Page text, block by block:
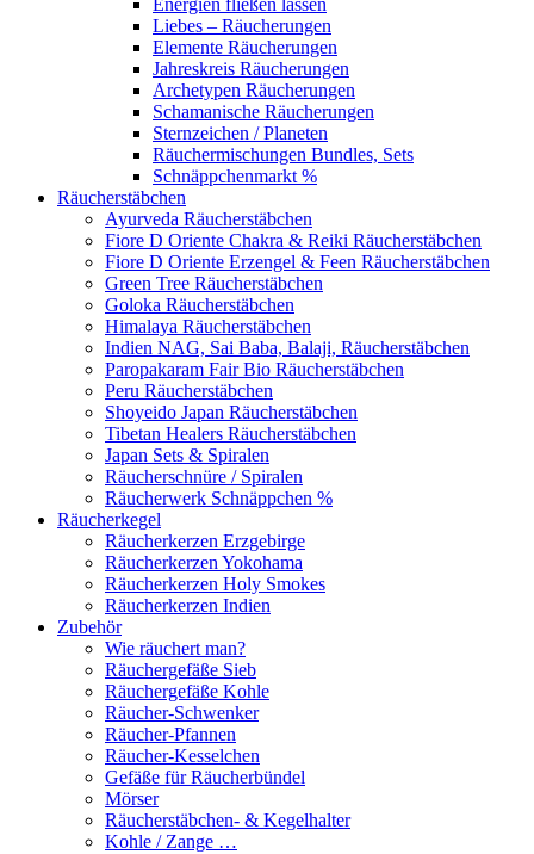
Energien fließen lassen
Liebes – Räucherungen
Elemente Räucherungen
Jahreskreis Räucherungen
Archetypen Räucherungen
Schamanische Räucherungen
Sternzeichen / Planeten
Räuchermischungen Bundles, Sets
Schnäppchenmarkt %
Räucherstäbchen
Ayurveda Räucherstäbchen
Fiore D Oriente Chakra & Reiki Räucherstäbchen
Fiore D Oriente Erzengel & Feen Räucherstäbchen
Green Tree Räucherstäbchen
Goloka Räucherstäbchen
Himalaya Räucherstäbchen
Indien NAG, Sai Baba, Balaji, Räucherstäbchen
Paropakaram Fair Bio Räucherstäbchen
Peru Räucherstäbchen
Shoyeido Japan Räucherstäbchen
Tibetan Healers Räucherstäbchen
Japan Sets & Spiralen
Räucherschnüre / Spiralen
Räucherwerk Schnäppchen %
Räucherkegel
Räucherkerzen Erzgebirge
Räucherkerzen Yokohama
Räucherkerzen Holy Smokes
Räucherkerzen Indien
Zubehör
Wie räuchert man?
Räuchergefäße Sieb
Räuchergefäße Kohle
Räucher-Schwenker
Räucher-Pfannen
Räucher-Kesselchen
Gefäße für Räucherbündel
Mörser
Räucherstäbchen- & Kegelhalter
Kohle / Zange …